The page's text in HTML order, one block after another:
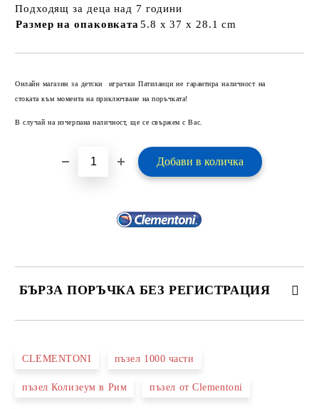
Подходящ за деца над 7 години
Размер на опаковката 5.8 x 37 x 28.1 cm
Онлайн магазин за детски играчки Патиланци не гарантира наличност на
стоката към момента на приключване на поръчката!
В случай на изчерпана наличност, ще се свържем с Вас.
БЪРЗА ПОРЪЧКА БЕЗ РЕГИСТРАЦИЯ
CLEMENTONI пъзел 1000 части
пъзел Колизеум в Рим пъзел от Clementoni